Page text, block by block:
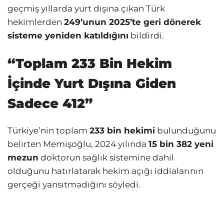
geçmiş yıllarda yurt dışına çıkan Türk
hekimlerden 249’unun 2025’te geri dönerek
sisteme yeniden katıldığını bildirdi.
“Toplam 233 Bin Hekim
İçinde Yurt Dışına Giden
Sadece 412”
Türkiye’nin toplam 233 bin hekimi bulunduğunu
belirten Memişoğlu, 2024 yılında 15 bin 382 yeni
mezun doktorun sağlık sistemine dahil
olduğunu hatırlatarak hekim açığı iddialarının
gerçeği yansıtmadığını söyledi.